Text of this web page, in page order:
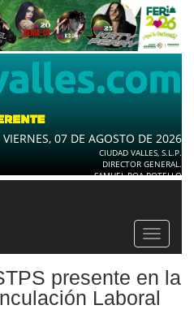
VIERNES, 07 DE AGOSTO DE 2026
CIUDAD VALLES, S.L.P.
DIRECTOR GENERAL.
SAMUEL ROA BOTELLO
Toggle
presente en la
Laboral